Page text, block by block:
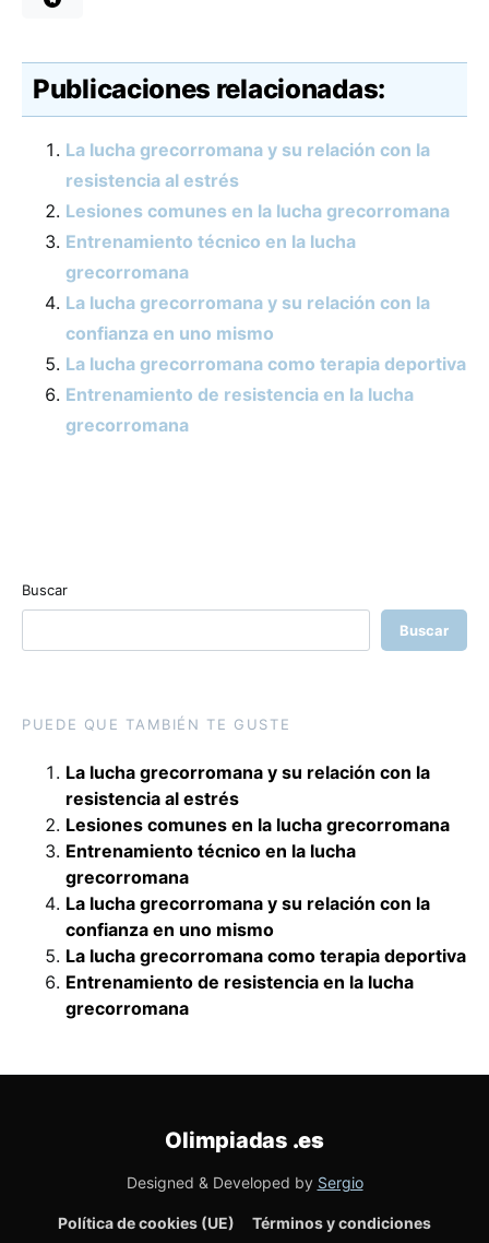
Publicaciones relacionadas:
La lucha grecorromana y su relación con la
resistencia al estrés
Lesiones comunes en la lucha grecorromana
Entrenamiento técnico en la lucha
grecorromana
La lucha grecorromana y su relación con la
confianza en uno mismo
La lucha grecorromana como terapia deportiva
Entrenamiento de resistencia en la lucha
grecorromana
Buscar
Buscar
PUEDE QUE TAMBIÉN TE GUSTE
La lucha grecorromana y su relación con la
resistencia al estrés
Lesiones comunes en la lucha grecorromana
Entrenamiento técnico en la lucha
grecorromana
La lucha grecorromana y su relación con la
confianza en uno mismo
La lucha grecorromana como terapia deportiva
Entrenamiento de resistencia en la lucha
grecorromana
Política de cookies (UE) Términos y condiciones
Olimpiadas .es
Designed & Developed by Sergio